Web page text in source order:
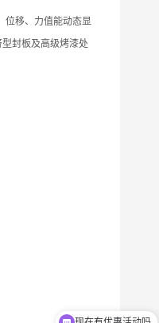
位移、力值能动态显
封板及高级烤漆处